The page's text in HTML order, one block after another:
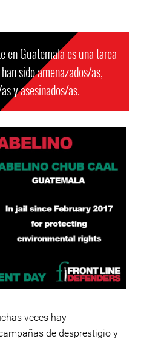
en Guatemala es una tarea
sido amenazados/as,
y asesinados/as.
veces hay
de desprestigio y